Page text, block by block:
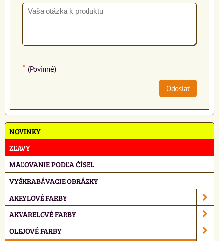
* (Povinné)
Odoslať
NOVINKY
ZĽAVY
MAĽOVANIE PODĽA ČÍSEL
VYŠKRABÁVACIE OBRÁZKY
AKRYLOVÉ FARBY
AKVARELOVÉ FARBY
OLEJOVÉ FARBY